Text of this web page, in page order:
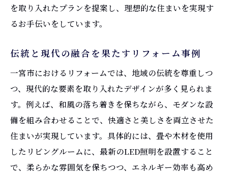
を取り入れたプランを提案し、理想的な住まいを実現す
るお手伝いをしています。
伝統と現代の融合を果たすリフォーム事例
一宮市におけるリフォームでは、地域の伝統を尊重しつ
つ、現代的な要素を取り入れたデザインが多く見られま
す。例えば、和風の落ち着きを保ちながら、モダンな設
備を組み合わせることで、快適さと美しさを両立させた
住まいが実現しています。具体的には、畳や木材を使用
したリビングルームに、最新のLED照明を設置すること
で、柔らかな雰囲気を保ちつつ、エネルギー効率も高め